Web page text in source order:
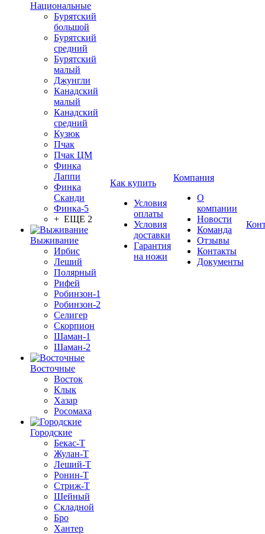
Национальные
Бурятский
большой
Бурятский
средний
Бурятский
малый
Джунгли
Канадский
малый
Канадский
средний
Кузюк
Пчак
Пчак ЦМ
Финка
Лаппи
Финка
Сканди
Финка-5
+ ЕЩЕ 2
Выживание
Ирбис
Леший
Полярный
Рифей
Робинзон-1
Робинзон-2
Селигер
Скорпион
Шаман-1
Шаман-2
Восточные
Восток
Клык
Хазар
Росомаха
Городские
Бекас-Т
Жулан-Т
Леший-Т
Ронин-Т
Стриж-Т
Шейный
Складной
Бро
Хантер
Как купить
Условия
оплаты
Условия
доставки
Гарантия
на ножи
Компания
О
компании
Новости
Команда
Отзывы
Контакты
Документы